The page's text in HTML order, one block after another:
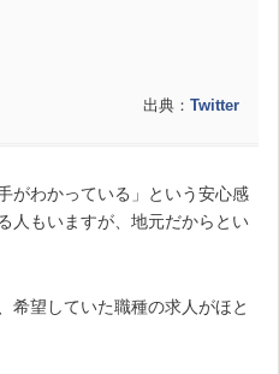
出典： Twitter
がわかっている」という安心感
人もいますが、地元だからとい
希望していた職種の求人がほと